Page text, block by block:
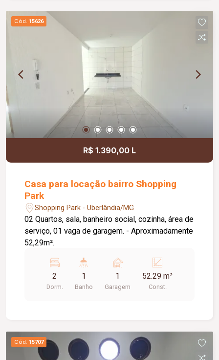
Cód. 15626
R$ 1.390,00 L
Casa para locação bairro Shopping
Park
Shopping Park - Uberlândia/MG
02 Quartos, sala, banheiro social, cozinha, área de
serviço, 01 vaga de garagem. - Aproximadamente
52,29m².
2
Dorm.
1
Banho
1
Garagem
52.29 m²
Const.
Cód. 15707